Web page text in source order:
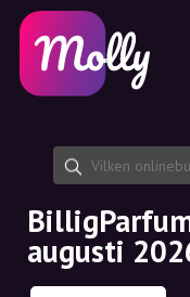
Hudvård
Hårvård
Dela rabattkod
Funktioner
Jobb
Om oss
Samarbete
Plattform
Molly till iPhone och
Molly till Android
SE
EN
SE
NO
augusti